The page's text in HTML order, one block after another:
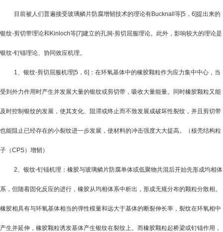
目前被人们普遍接受玻璃鳞片防腐增韧技术的理论有Bucknall 等[5 ， 6]提出来的
银纹-剪切带理论和 Kinloch等[7]建立的孔洞-剪切屈服理论。此外，影响较大的理论是
银纹-钉锚理论、协同效应机理。
1、银纹-剪切屈服机理 [5 ， 6] ：在环氧基体中的橡胶颗粒作为应力集中中心，当
受到外力作用时产生并发展大量的银纹或剪切带，吸收大量能量。同时橡胶颗粒又能
及时控制银纹的发展，使其支化、阻滞或终止而不致发展成破坏性裂纹，并且剪切带
也能阻止已经存在的小裂纹进一步发展，使材料的冲击强度大大提高。（核壳结构粒
子（CPS）增韧）
2、银纹-钉锚机理：橡胶与玻璃鳞片防腐单体或低聚物共混后开始先形成均相体
系，但随着固化反应的进行，橡胶从均相体系中析出，形成无规分布的颗粒分散相。
橡胶相具有与环氧基体相当的弹性模量和远大于基体的断裂伸长率，裂纹在环氧相中
产生并延伸，橡胶颗粒诱发基体产生银纹在裂纹上。而橡胶颗粒起桥梁或钉锚作用，